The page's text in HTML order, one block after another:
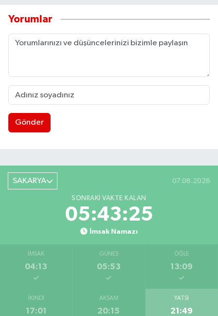
Yorumlar
Gönder
SAKARYA 07.08.2026
SONRAKI VAKTE KALAN
05:43:25
İmsak Namazı
İMSAK
04:13
GÜNEŞ
05:53
ÖĞLE
13:09
İKINDI
17:01
AKŞAM
20:15
YATSI
21:49